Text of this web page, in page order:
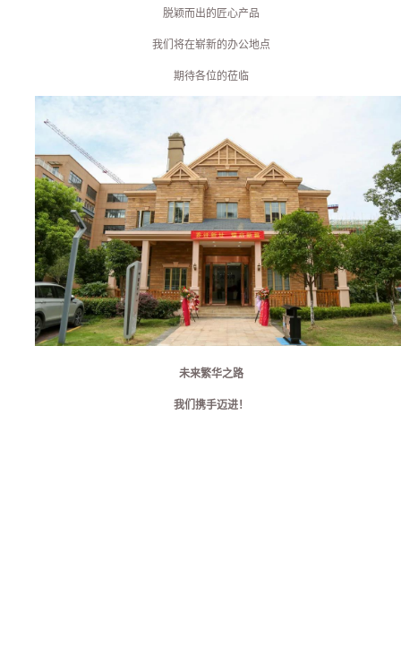
脱颖而出的匠心产品
我们将在崭新的办公地点
期待各位的莅临
未来繁华之路
我们携手迈进！